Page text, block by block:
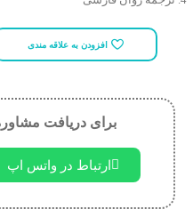
افزودن به علاقه مندی
برای دریافت
ارتباط در واتس اپ